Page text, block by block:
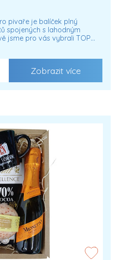
pivaře je balíček plný
spojených s lahodným
jsme pro vás vybrali TOP…
Zobrazit více